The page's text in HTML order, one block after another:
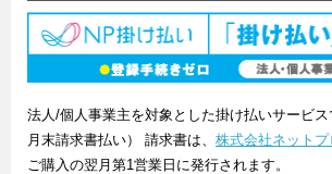
法人/個人事業主を対象とした掛け払いサービ
月末請求書払い） 請求書は、 株式会社ネット
ご購入の翌月第1営業日に発行されます。